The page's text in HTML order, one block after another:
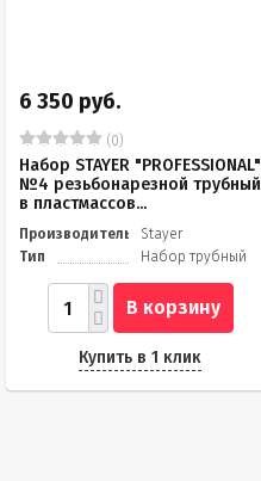
6 350 руб.
(0)
Набор STAYER "PROFESSIONAL"
№4 резьбонарезной трубный
в пластмассов...
Производитель
Stayer
Тип
Набор трубный
В корзину
Купить в 1 клик